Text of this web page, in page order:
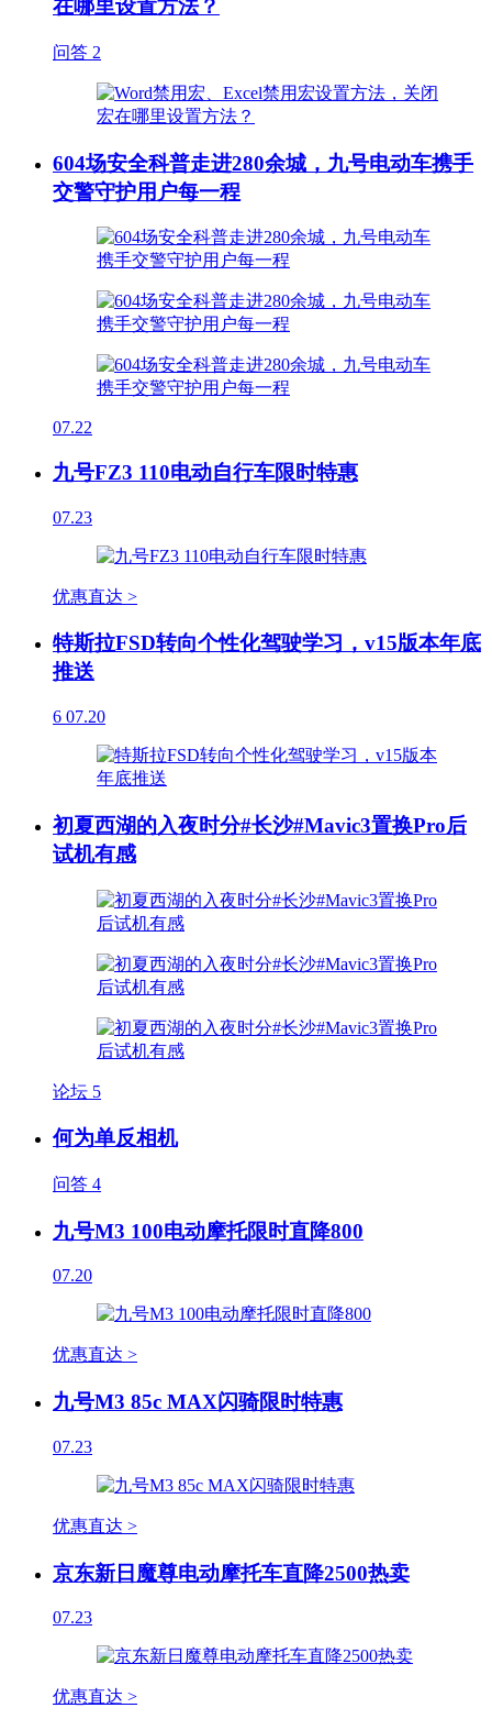
在哪里设置方法？
问答 2
604场安全科普走进280余城，九号电动车携手
交警守护用户每一程
07.22
九号FZ3 110电动自行车限时特惠
07.23
优惠直达 >
特斯拉FSD转向个性化驾驶学习，v15版本年底
推送
6 07.20
初夏西湖的入夜时分#长沙#Mavic3置换Pro后
试机有感
论坛 5
何为单反相机
问答 4
九号M3 100电动摩托限时直降800
07.20
优惠直达 >
九号M3 85c MAX闪骑限时特惠
07.23
优惠直达 >
京东新日魔尊电动摩托车直降2500热卖
07.23
优惠直达 >